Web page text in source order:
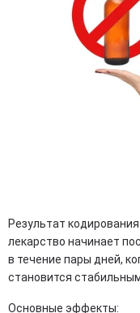
Результат
лекарство начинает
в течение пары дней,
становится
Основные эффекты: